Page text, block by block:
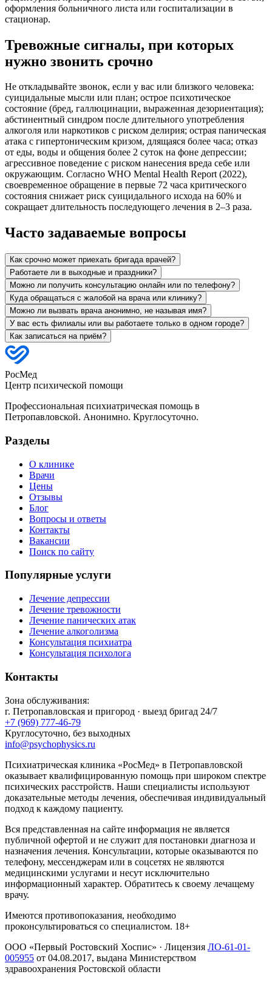
оформления больничного листа или госпитализации в
стационар.
Тревожные сигналы, при которых
нужно звонить срочно
Не откладывайте звонок, если у вас или близкого человека:
суицидальные мысли или план; острое психотическое
состояние (бред, галлюцинации, выраженная дезориентация);
абстинентный синдром после длительного употребления
алкоголя или наркотиков с риском делирия; острая паническая
атака с гипертоническим кризом, длящаяся более часа; отказ
от еды, воды и общения более 2 суток на фоне депрессии;
агрессивное поведение с риском нанесения вреда себе или
окружающим. Согласно WHO Mental Health Report (2022),
своевременное обращение в первые 72 часа критического
состояния снижает риск суицидального исхода на 60% и
сокращает длительность последующего лечения в 2–3 раза.
Часто задаваемые вопросы
Как срочно может приехать бригада врачей?
Работаете ли в выходные и праздники?
Можно ли получить консультацию онлайн или по телефону?
Куда обращаться с жалобой на врача или клинику?
Можно ли вызвать врача анонимно, не называя имя?
У вас есть филиалы или вы работаете только в одном городе?
Как записаться на приём?
РосМед
Центр психической помощи
Профессиональная психиатрическая помощь в
Петропавловской. Анонимно. Круглосуточно.
Разделы
О клинике
Врачи
Цены
Отзывы
Блог
Вопросы и ответы
Контакты
Вакансии
Поиск по сайту
Популярные услуги
Лечение депрессии
Лечение тревожности
Лечение панических атак
Лечение алкоголизма
Консультация психиатра
Консультация психолога
Контакты
Зона обслуживания:
г. Петропавловская и пригород · выезд бригад 24/7
+7 (969) 777-46-79
Круглосуточно, без выходных
info@psychophysics.ru
Психиатрическая клиника «РосМед» в Петропавловской
оказывает квалифицированную помощь при широком спектре
психических расстройств. Наши специалисты используют
доказательные методы лечения, обеспечивая индивидуальный
подход к каждому пациенту.
Вся представленная на сайте информация не является
публичной офертой и не служит для постановки диагноза и
назначения лечения. Консультации, которые оказываются по
телефону, мессенджерам или в соцсетях не являются
медицинскими услугами и несут исключительно
информационный характер. Обратитесь к своему лечащему
врачу.
Имеются противопоказания, необходимо
проконсультироваться со специалистом. 18+
ООО «Первый Ростовский Хоспис» · Лицензия ЛО-61-01-
005955 от 04.08.2017, выдана Министерством
здравоохранения Ростовской области